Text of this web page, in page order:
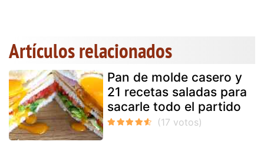
Artículos relacionados
Pan de molde casero y
21 recetas saladas para
sacarle todo el partido